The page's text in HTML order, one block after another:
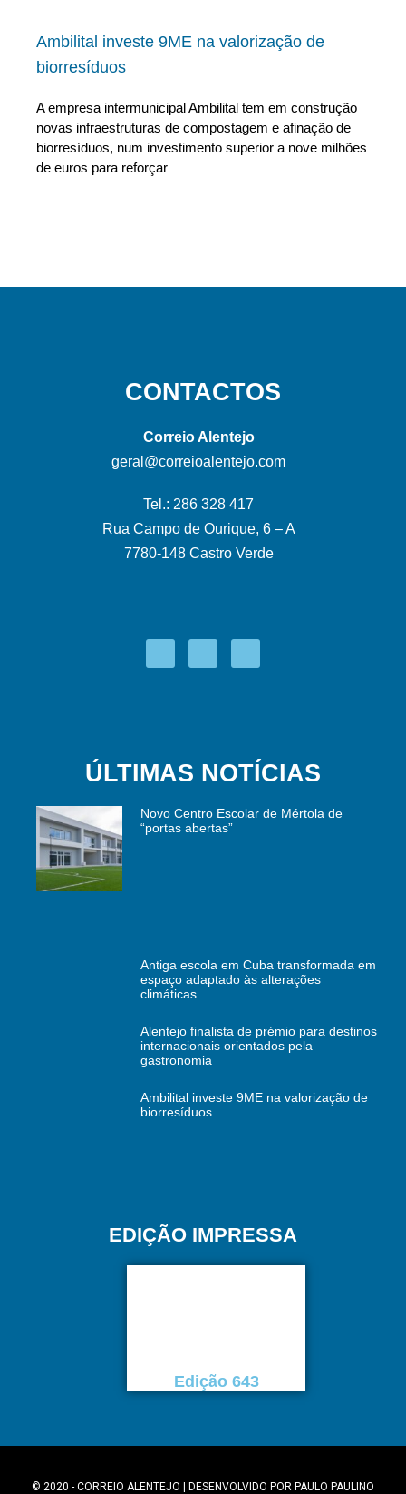
Ambilital investe 9ME na valorização de
biorresíduos
A empresa intermunicipal Ambilital tem em construção
novas infraestruturas de compostagem e afinação de
biorresíduos, num investimento superior a nove milhões
de euros para reforçar
CONTACTOS
Correio Alentejo
geral@correioalentejo.com
Tel.: 286 328 417
Rua Campo de Ourique, 6 – A
7780-148 Castro Verde
ÚLTIMAS NOTÍCIAS
Novo Centro Escolar de Mértola de
“portas abertas”
Antiga escola em Cuba transformada em
espaço adaptado às alterações
climáticas
Alentejo finalista de prémio para destinos
internacionais orientados pela
gastronomia
Ambilital investe 9ME na valorização de
biorresíduos
EDIÇÃO IMPRESSA
Edição 643
© 2020 - CORREIO ALENTEJO | DESENVOLVIDO POR PAULO PAULINO